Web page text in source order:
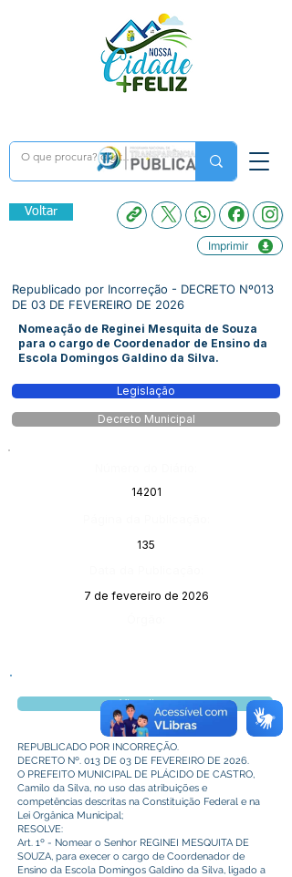
Voltar
Imprimir
Republicado por Incorreção - DECRETO Nº013
DE 03 DE FEVEREIRO DE 2026
Nomeação de Reginei Mesquita de Souza
para o cargo de Coordenador de Ensino da
Escola Domingos Galdino da Silva.
Legislação
Decreto Municipal
14201
135
7 de fevereiro de 2026
Visualizar
REPUBLICADO POR INCORREÇÃO.
DECRETO Nº. 013 DE 03 DE FEVEREIRO DE 2026.
O PREFEITO MUNICIPAL DE PLÁCIDO DE CASTRO,
Camilo da Silva, no uso das atribuições e
competências descritas na Constituição Federal e na
Lei Orgânica Municipal;
RESOLVE:
Art. 1º - Nomear o Senhor REGINEI MESQUITA DE
SOUZA, para execer o cargo de Coordenador de
Ensino da Escola Domingos Galdino da Silva, ligado a